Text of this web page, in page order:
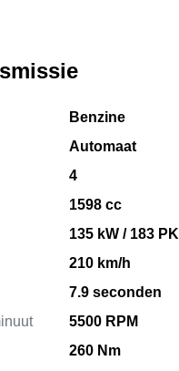
Benzine
Automaat
4
1598 cc
135 kW / 183 PK
210 km/h
7.9 seconden
5500 RPM
260 Nm